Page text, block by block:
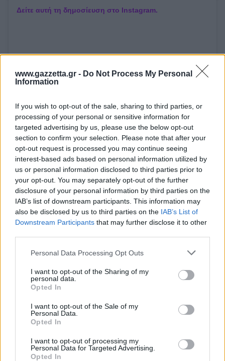
www.gazzetta.gr - Do Not Process My Personal
Information
If you wish to opt-out of the sale, sharing to third parties, or
processing of your personal or sensitive information for
targeted advertising by us, please use the below opt-out
section to confirm your selection. Please note that after your
opt-out request is processed you may continue seeing
interest-based ads based on personal information utilized by
us or personal information disclosed to third parties prior to
your opt-out. You may separately opt-out of the further
disclosure of your personal information by third parties on the
IAB’s list of downstream participants. This information may
also be disclosed by us to third parties on the IAB’s List of
Downstream Participants that may further disclose it to other
Please note that this website/app uses one or more Google
not limited to your visit or usage behaviour. You may click to
grant or deny consent to Google and its third-party tags to
use your data for below specified purposes in below Google
consent section.
Personal Data Processing Opt Outs
I want to opt-out of the Sharing of my
personal data.
Opted In
I want to opt-out of the Sale of my
Personal Data.
Opted In
I want to opt-out of processing my
Personal Data for Targeted Advertising.
Opted In
Δείτε αυτή τη δημοσίευση στο Instagram.